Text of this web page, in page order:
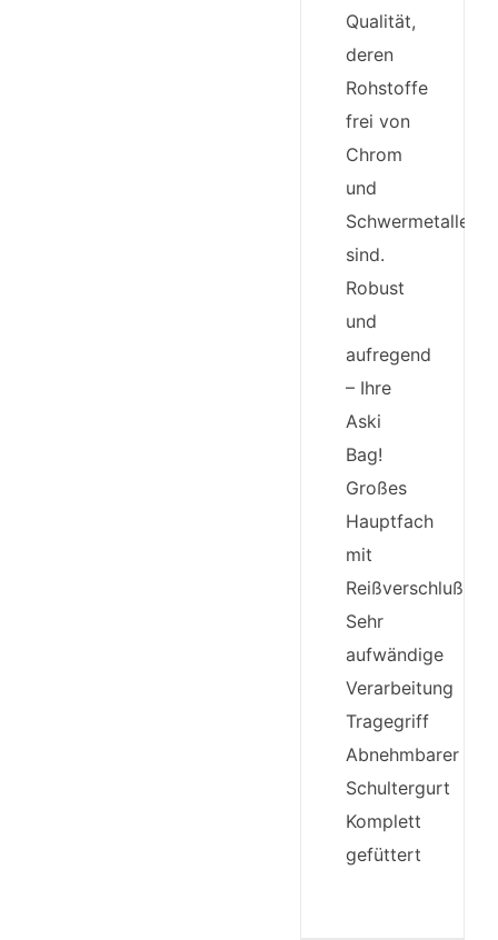
Qualität,
deren
Rohstoffe
frei von
Chrom
und
Schwermetallen
sind.
Robust
und
aufregend
– Ihre
Aski
Bag!
Großes
Hauptfach
mit
Reißverschluß
Sehr
aufwändige
Verarbeitung
Tragegriff
Abnehmbarer
Schultergurt
Komplett
gefüttert